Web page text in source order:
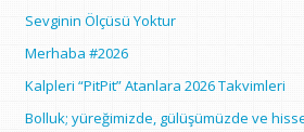
Sevginin Ölçüsü Yoktur
Merhaba #2026
Kalpleri “PitPit” Atanlara 2026 Takvimleri
Bolluk; yüreğimizde, gülüşümüzde ve